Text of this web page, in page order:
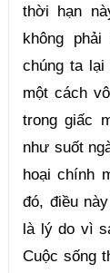
thời hạn
không
chúng ta
một cách
trong giấc
như suốt
hoại chính
đó, điều
là lý do vì
Cuộc sống